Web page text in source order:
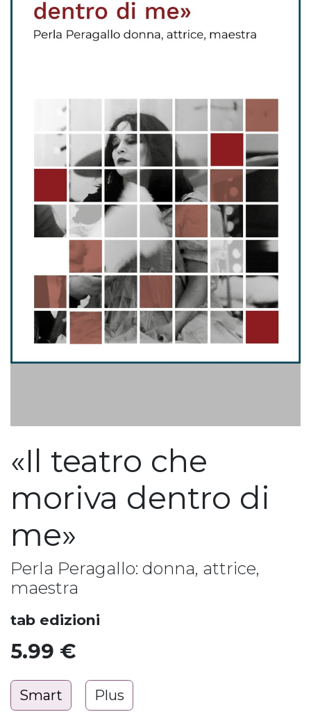
«Il teatro che
moriva dentro di
me»
Perla Peragallo: donna, attrice,
maestra
tab edizioni
5.99 €
Smart Plus